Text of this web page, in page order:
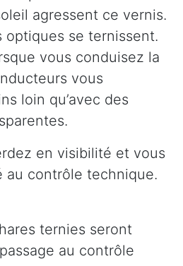
agressent ce vernis.
optiques se ternissent.
vous conduisez la
vous
loin qu’avec des
en visibilité et vous
au contrôle technique.
ternies seront
au contrôle